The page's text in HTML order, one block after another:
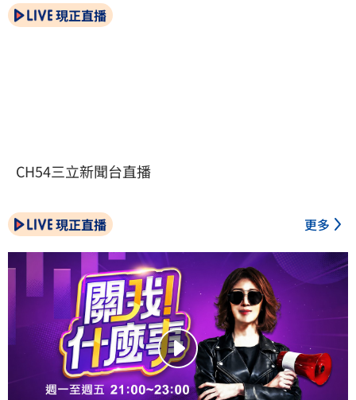
現正直播
CH54三立新聞台直播
現正直播 更多